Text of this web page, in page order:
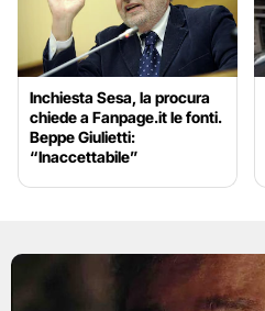
Inchiesta Sesa, la procura
chiede a Fanpage.it le fonti.
Beppe Giulietti:
“Inaccettabile”